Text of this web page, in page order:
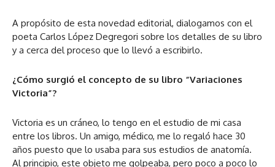
A propósito de esta novedad editorial, dialogamos con el
poeta Carlos López Degregori sobre los detalles de su libro
y a cerca del proceso que lo llevó a escribirlo.
¿Cómo surgió el concepto de su libro “Variaciones
Victoria”?
Victoria es un cráneo, lo tengo en el estudio de mi casa
entre los libros. Un amigo, médico, me lo regaló hace 30
años puesto que lo usaba para sus estudios de anatomía.
Al principio, este objeto me golpeaba, pero poco a poco lo